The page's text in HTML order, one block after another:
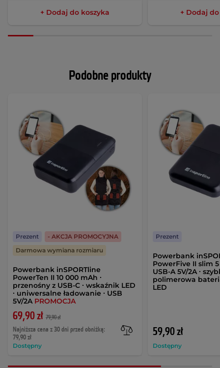
+ Dodaj do koszyka + Dodaj
Podobne produkty
Powerbank inSPORTline
PowerTen II 10 000 mAh ∙
przenośny z USB-C ∙ wskaźnik LED
∙ uniwersalne ładowanie ∙ USB
5V/2A PROMOCJA
69,90 zł 79,90 zł
Najniższa cena z 30 dni przed obniżką:
79,90 zł
Dostępny
Prezent
- AKCJA PROMOCYJNA
Darmowa wymiana rozmiaru
Powerbank
PowerFive II slim
USB-A 5V/2A ∙
polimerowa
LED
59,90 zł
Dostępny
Prezent